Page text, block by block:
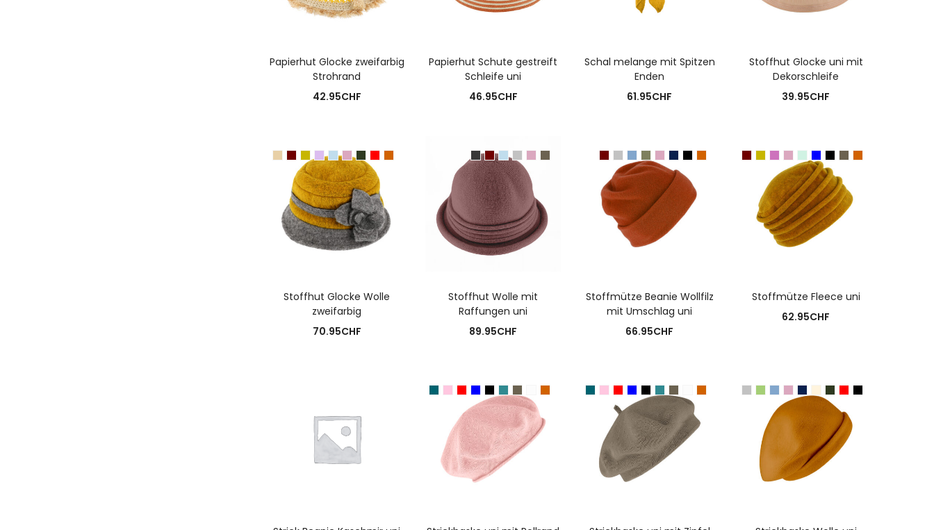
Papierhut Glocke zweifarbig
Strohrand
42.95CHF
Papierhut Schute gestreift
Schleife uni
46.95CHF
Schal melange mit Spitzen
Enden
61.95CHF
Stoffhut Glocke uni mit
Dekorschleife
39.95CHF
Stoffhut Glocke Wolle
zweifarbig
70.95CHF
Stoffhut Wolle mit
Raffungen uni
89.95CHF
Stoffmütze Beanie Wollfilz
mit Umschlag uni
66.95CHF
Stoffmütze Fleece uni
62.95CHF